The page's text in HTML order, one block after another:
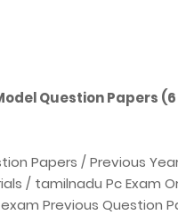
Question Papers
Papers / Previous
/ tamilnadu Pc Exam
Previous Question